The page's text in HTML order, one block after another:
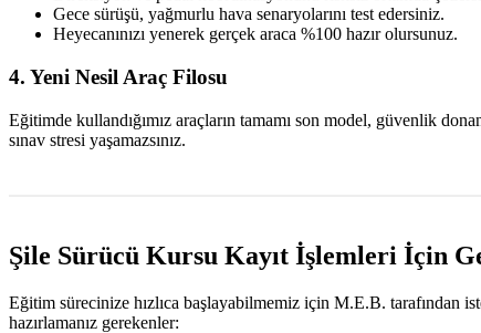
Gece sürüşü, yağmurlu hava senaryolarını test edersiniz.
Heyecanınızı yenerek gerçek araca %100 hazır olursunuz.
4. Yeni Nesil Araç Filosu
Eğitimde kullandığımız araçların tamamı son model, güvenlik
sınav stresi yaşamazsınız.
Şile Sürücü Kursu Kayıt İşlemleri İçin
Eğitim sürecinize hızlıca başlayabilmemiz için M.E.B. tarafından
hazırlamanız gerekenler: